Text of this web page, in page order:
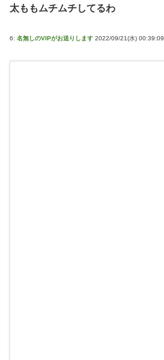
太ももムチムチしてるわ
6: 名無しのVIPがお送りします 2022/09/21(水)